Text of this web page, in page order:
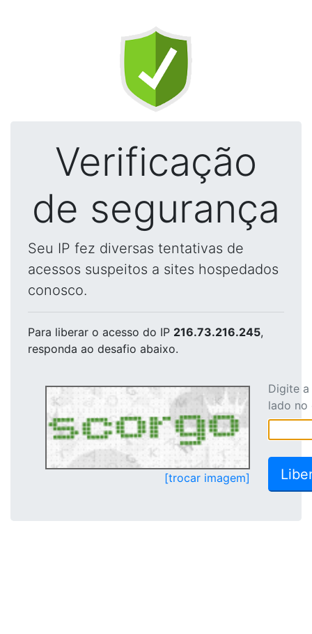
Verificação
de segurança
Seu IP fez diversas tentativas de
acessos suspeitos a sites hospedados
conosco.
Para liberar o acesso do IP 216.73.216.245,
responda ao desafio abaixo.
[trocar imagem]
Digite
lado no